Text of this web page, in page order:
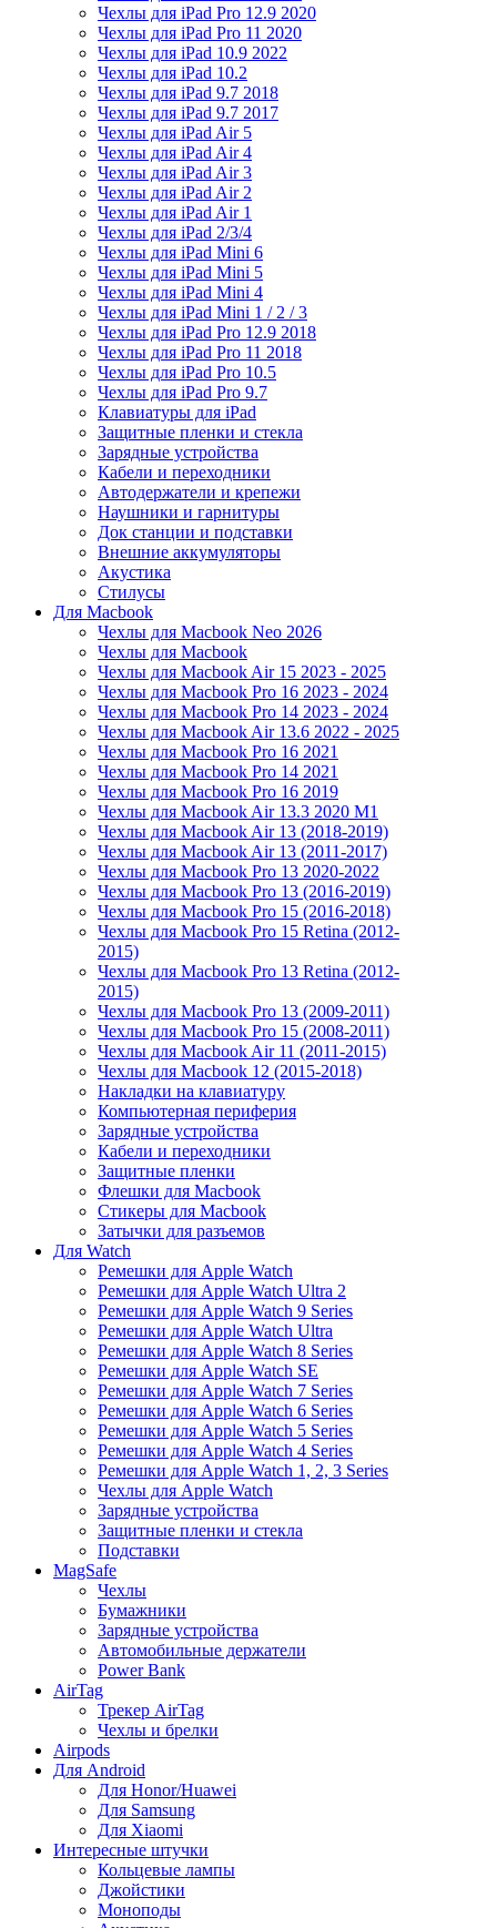
Чехлы для iPad Pro 12.9 2020
Чехлы для iPad Pro 11 2020
Чехлы для iPad 10.9 2022
Чехлы для iPad 10.2
Чехлы для iPad 9.7 2018
Чехлы для iPad 9.7 2017
Чехлы для iPad Air 5
Чехлы для iPad Air 4
Чехлы для iPad Air 3
Чехлы для iPad Air 2
Чехлы для iPad Air 1
Чехлы для iPad 2/3/4
Чехлы для iPad Mini 6
Чехлы для iPad Mini 5
Чехлы для iPad Mini 4
Чехлы для iPad Mini 1 / 2 / 3
Чехлы для iPad Pro 12.9 2018
Чехлы для iPad Pro 11 2018
Чехлы для iPad Pro 10.5
Чехлы для iPad Pro 9.7
Клавиатуры для iPad
Защитные пленки и стекла
Зарядные устройства
Кабели и переходники
Автодержатели и крепежи
Наушники и гарнитуры
Док станции и подставки
Внешние аккумуляторы
Акустика
Стилусы
Для Macbook
Чехлы для Macbook Neo 2026
Чехлы для Macbook
Чехлы для Macbook Air 15 2023 - 2025
Чехлы для Macbook Pro 16 2023 - 2024
Чехлы для Macbook Pro 14 2023 - 2024
Чехлы для Macbook Air 13.6 2022 - 2025
Чехлы для Macbook Pro 16 2021
Чехлы для Macbook Pro 14 2021
Чехлы для Macbook Pro 16 2019
Чехлы для Macbook Air 13.3 2020 M1
Чехлы для Macbook Air 13 (2018-2019)
Чехлы для Macbook Air 13 (2011-2017)
Чехлы для Macbook Pro 13 2020-2022
Чехлы для Macbook Pro 13 (2016-2019)
Чехлы для Macbook Pro 15 (2016-2018)
Чехлы для Macbook Pro 15 Retina (2012-
2015)
Чехлы для Macbook Pro 13 Retina (2012-
2015)
Чехлы для Macbook Pro 13 (2009-2011)
Чехлы для Macbook Pro 15 (2008-2011)
Чехлы для Macbook Air 11 (2011-2015)
Чехлы для Macbook 12 (2015-2018)
Накладки на клавиатуру
Компьютерная периферия
Зарядные устройства
Кабели и переходники
Защитные пленки
Флешки для Macbook
Стикеры для Macbook
Затычки для разъемов
Для Watch
Ремешки для Apple Watch
Ремешки для Apple Watch Ultra 2
Ремешки для Apple Watch 9 Series
Ремешки для Apple Watch Ultra
Ремешки для Apple Watch 8 Series
Ремешки для Apple Watch SE
Ремешки для Apple Watch 7 Series
Ремешки для Apple Watch 6 Series
Ремешки для Apple Watch 5 Series
Ремешки для Apple Watch 4 Series
Ремешки для Apple Watch 1, 2, 3 Series
Чехлы для Apple Watch
Зарядные устройства
Защитные пленки и стекла
Подставки
MagSafe
Чехлы
Бумажники
Зарядные устройства
Автомобильные держатели
Power Bank
AirTag
Трекер AirTag
Чехлы и брелки
Airpods
Для Android
Для Honor/Huawei
Для Samsung
Для Xiaomi
Интересные штучки
Кольцевые лампы
Джойстики
Моноподы